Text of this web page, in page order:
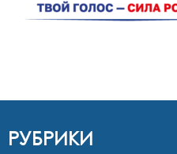
РУБРИКИ